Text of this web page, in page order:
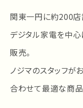
関東一円に約200店
デジタル家電を中心
販売。
ノジマのスタッフが
合わせて最適な商品